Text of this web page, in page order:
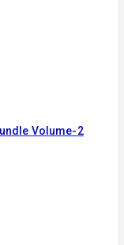
Volume-2